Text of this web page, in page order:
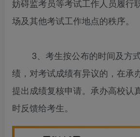
妨碍监考员等考试工作人员履行
场及其他考试工作地点的秩序。
3、考生按公布的时间及方式
绩，对考试成绩有异议的，在承
提出成绩复核申请。承办高校认
时反馈给考生。